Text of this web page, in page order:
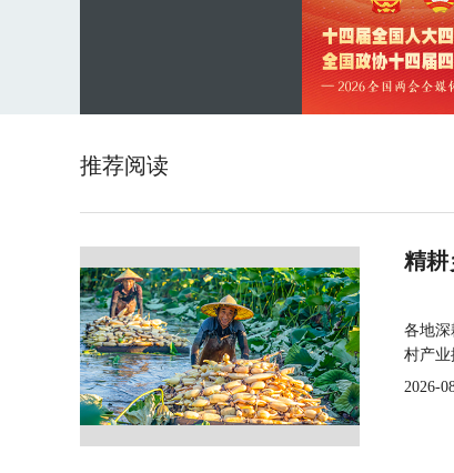
推荐阅读
精耕
各地
村产业
2026-